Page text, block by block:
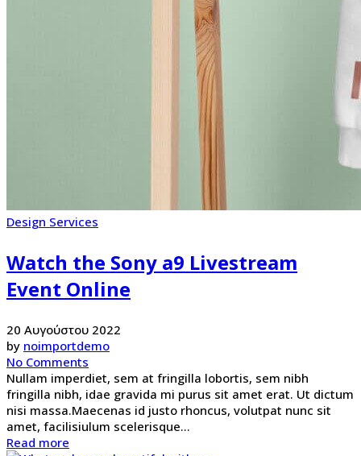
Design Services
Watch the Sony a9 Livestream
Event Online
20 Αυγούστου 2022
by noimportdemo
No Comments
Nullam imperdiet, sem at fringilla lobortis, sem nibh
fringilla nibh, idae gravida mi purus sit amet erat. Ut dictum
nisi massa.Maecenas id justo rhoncus, volutpat nunc sit
amet, facilisiulum scelerisque...
Read more